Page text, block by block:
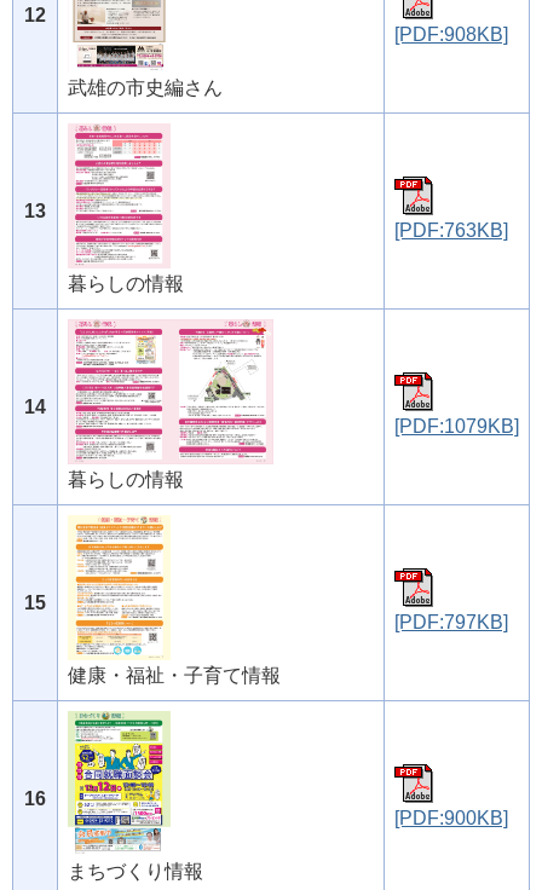
12
武雄の市史編さん
[PDF:908KB]
13
暮らしの情報
[PDF:763KB]
14
暮らしの情報
[PDF:1079KB]
15
健康・福祉・子育て情報
[PDF:797KB]
16
まちづくり情報
[PDF:900KB]